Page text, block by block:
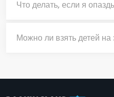
Что делать, если я
Можно ли взять детей на